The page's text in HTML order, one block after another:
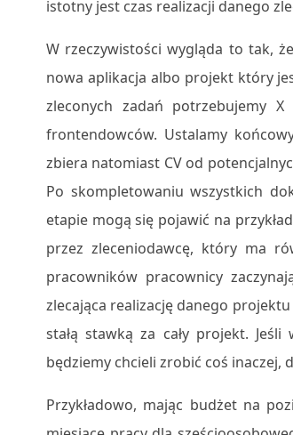
istotny jest czas realizacji danego
W rzeczywistości wygląda to tak,
nowa aplikacja albo projekt który
zleconych zadań potrzebujemy
frontendowców. Ustalamy
zbiera natomiast CV od
Po skompletowaniu wszystkich
etapie mogą się pojawić na
przez zleceniodawcę, który ma
pracowników pracownicy
zlecająca realizację danego
stałą stawką za cały projekt.
będziemy chcieli zrobić coś
Przykładowo, mając budżet na